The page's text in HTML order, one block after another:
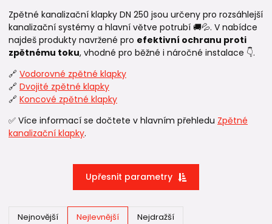
Zpětné kanalizační klapky DN 250 jsou určeny pro rozsáhlejší
kanalizační systémy a hlavní větve potrubí 🚚💦. V nabídce
najdeš produkty navržené pro efektivní ochranu proti
zpětnému toku, vhodné pro běžné i náročné instalace 👇.
🔗 Vodorovné zpětné klapky
🔗 Dvojité zpětné klapky
🔗 Koncové zpětné klapky
✅ Více informací se dočtete v hlavním přehledu Zpětné
kanalizační klapky.
Upřesnit parametry
Nejnovější Nejlevnější Nejdražší